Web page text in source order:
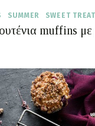
SUMMER SWEET
muffins με